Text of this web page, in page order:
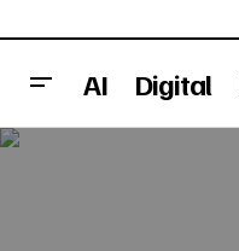
AI Digital